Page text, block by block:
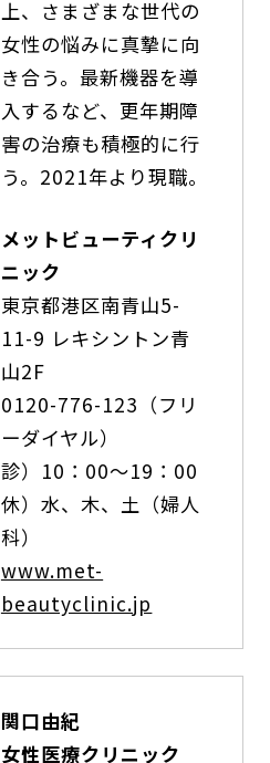
上、さまざまな世代の
女性の悩みに真摯に向
き合う。最新機器を導
入するなど、更年期障
害の治療も積極的に行
う。2021年より現職。
メットビューティクリ
ニック
東京都港区南青山5-
11-9 レキシントン青
山2F
0120-776-123（フリ
ーダイヤル）
診）10：00～19：00
休）水、木、土（婦人
科）
www.met-
beautyclinic.jp
関口由紀
女性医療クリニック